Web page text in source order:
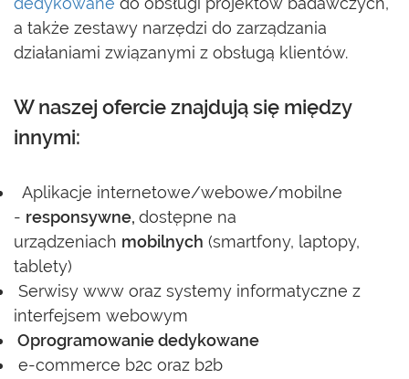
a także zestawy narzędzi do zarządzania
działaniami związanymi z obsługą klientów.
W naszej ofercie znajdują się między
innymi:
Aplikacje internetowe/webowe/mobilne
- responsywne, dostępne na
urządzeniach mobilnych (smartfony, laptopy,
tablety)
Serwisy www oraz systemy informatyczne z
interfejsem webowym
Oprogramowanie dedykowane
e-commerce b2c oraz b2b